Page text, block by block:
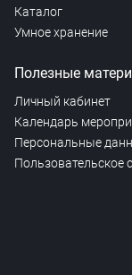
Каталог
Умное хранение
Полезные
Личный кабинет
Календарь
Персональные
Пользовательское